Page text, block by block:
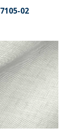
7105-02